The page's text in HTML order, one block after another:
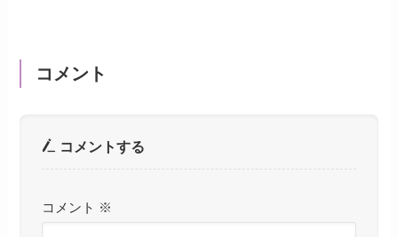
コメント
コメントする
コメント ※